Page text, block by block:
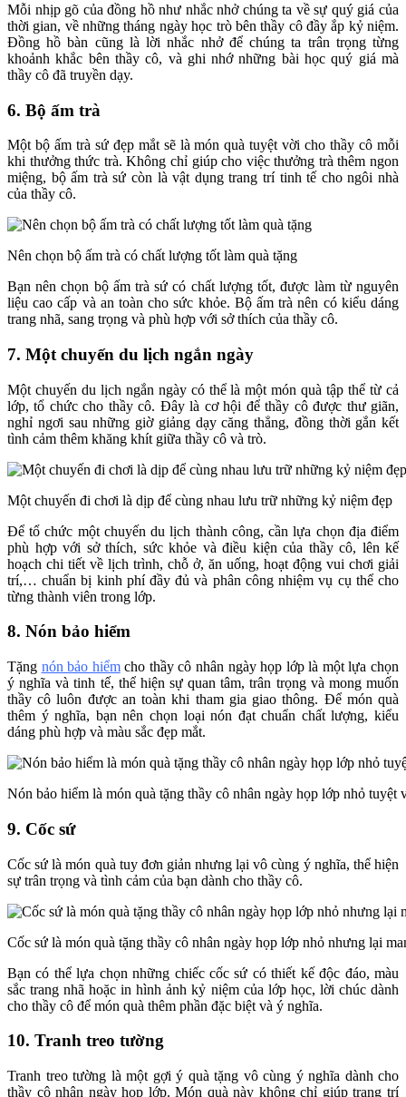
Mỗi nhịp gõ của đồng hồ như nhắc nhở chúng ta về sự quý giá của
thời gian, về những tháng ngày học trò bên thầy cô đầy ắp kỷ niệm.
Đồng hồ bàn cũng là lời nhắc nhở để chúng ta trân trọng từng
khoảnh khắc bên thầy cô, và ghi nhớ những bài học quý giá mà
thầy cô đã truyền dạy.
6. Bộ ấm trà
Một bộ ấm trà sứ đẹp mắt sẽ là món quà tuyệt vời cho thầy cô mỗi
khi thưởng thức trà. Không chỉ giúp cho việc thưởng trà thêm ngon
miệng, bộ ấm trà sứ còn là vật dụng trang trí tinh tế cho ngôi nhà
của thầy cô.
Nên chọn bộ ấm trà có chất lượng tốt làm quà tặng
Bạn nên chọn bộ ấm trà sứ có chất lượng tốt, được làm từ nguyên
liệu cao cấp và an toàn cho sức khỏe. Bộ ấm trà nên có kiểu dáng
trang nhã, sang trọng và phù hợp với sở thích của thầy cô.
7. Một chuyến du lịch ngắn ngày
Một chuyến du lịch ngắn ngày có thể là một món quà tập thể từ cả
lớp, tổ chức cho thầy cô. Đây là cơ hội để thầy cô được thư giãn,
nghỉ ngơi sau những giờ giảng dạy căng thẳng, đồng thời gắn kết
tình cảm thêm khăng khít giữa thầy cô và trò.
Một chuyến đi chơi là dịp để cùng nhau lưu trữ những kỷ niệm đẹp
Để tổ chức một chuyến du lịch thành công, cần lựa chọn địa điểm
phù hợp với sở thích, sức khỏe và điều kiện của thầy cô, lên kế
hoạch chi tiết về lịch trình, chỗ ở, ăn uống, hoạt động vui chơi giải
trí,… chuẩn bị kinh phí đầy đủ và phân công nhiệm vụ cụ thể cho
từng thành viên trong lớp.
8. Nón bảo hiểm
Tặng nón bảo hiểmcho thầy cô nhân ngày họp lớp là một lựa chọn
ý nghĩa và tinh tế, thể hiện sự quan tâm, trân trọng và mong muốn
thầy cô luôn được an toàn khi tham gia giao thông. Để món quà
thêm ý nghĩa, bạn nên chọn loại nón đạt chuẩn chất lượng, kiểu
dáng phù hợp và màu sắc đẹp mắt.
Nón bảo hiểm là món quà tặng thầy cô nhân ngày họp lớp nhỏ tuyệt
9. Cốc sứ
Cốc sứ là món quà tuy đơn giản nhưng lại vô cùng ý nghĩa, thể hiện
sự trân trọng và tình cảm của bạn dành cho thầy cô.
Cốc sứ là món quà tặng thầy cô nhân ngày họp lớp nhỏ nhưng lại
Bạn có thể lựa chọn những chiếc cốc sứ có thiết kế độc đáo, màu
sắc trang nhã hoặc in hình ảnh kỷ niệm của lớp học, lời chúc dành
cho thầy cô để món quà thêm phần đặc biệt và ý nghĩa.
10. Tranh treo tường
Tranh treo tường là một gợi ý quà tặng vô cùng ý nghĩa dành cho
thầy cô nhân ngày họp lớp. Món quà này không chỉ giúp trang trí